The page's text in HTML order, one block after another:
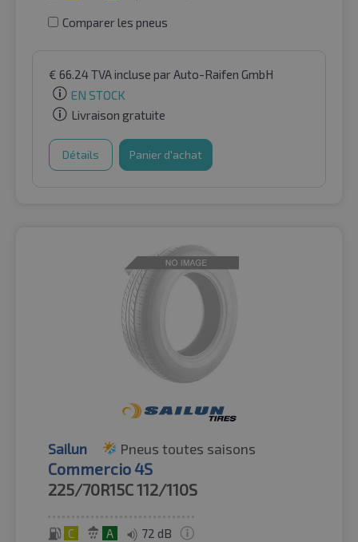
Comparer les pneus
€ 66.24TVA incluse par Auto-Raifen GmbH
EN STOCK
Livraison gratuite
Détails Panier d'achat
Sailun Pneus toutes saisons
Commercio 4S
225/70R15C112/110S
C A 72 dB